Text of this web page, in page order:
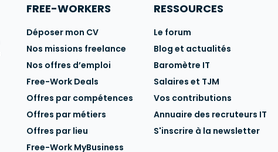
FREE-WORKERS
Déposer mon CV
Nos missions freelance
Nos offres d’emploi
Free-Work Deals
Offres par compétences
Offres par métiers
Offres par lieu
Free-Work MyBusiness
RESSOURCES
Le forum
Blog et actualités
Baromètre IT
Salaires et TJM
Vos contributions
Annuaire des recruteurs IT
S'inscrire à la newsletter